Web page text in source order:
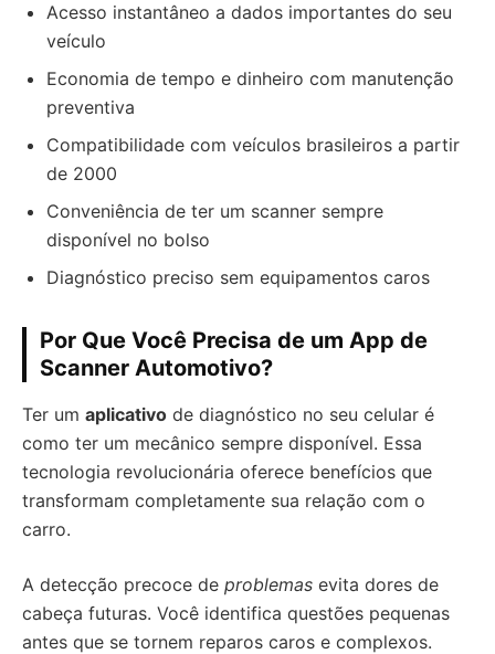
Acesso instantâneo a dados importantes do seu
veículo
Economia de tempo e dinheiro com manutenção
preventiva
Compatibilidade com veículos brasileiros a partir
de 2000
Conveniência de ter um scanner sempre
disponível no bolso
Diagnóstico preciso sem equipamentos caros
Por Que Você Precisa de um App de
Scanner Automotivo?
Ter um aplicativo de diagnóstico no seu celular é
como ter um mecânico sempre disponível. Essa
tecnologia revolucionária oferece benefícios que
transformam completamente sua relação com o
carro.
A detecção precoce de problemas evita dores de
cabeça futuras. Você identifica questões pequenas
antes que se tornem reparos caros e complexos.